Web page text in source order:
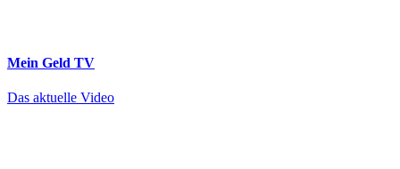
Mein Geld TV
Das aktuelle Video